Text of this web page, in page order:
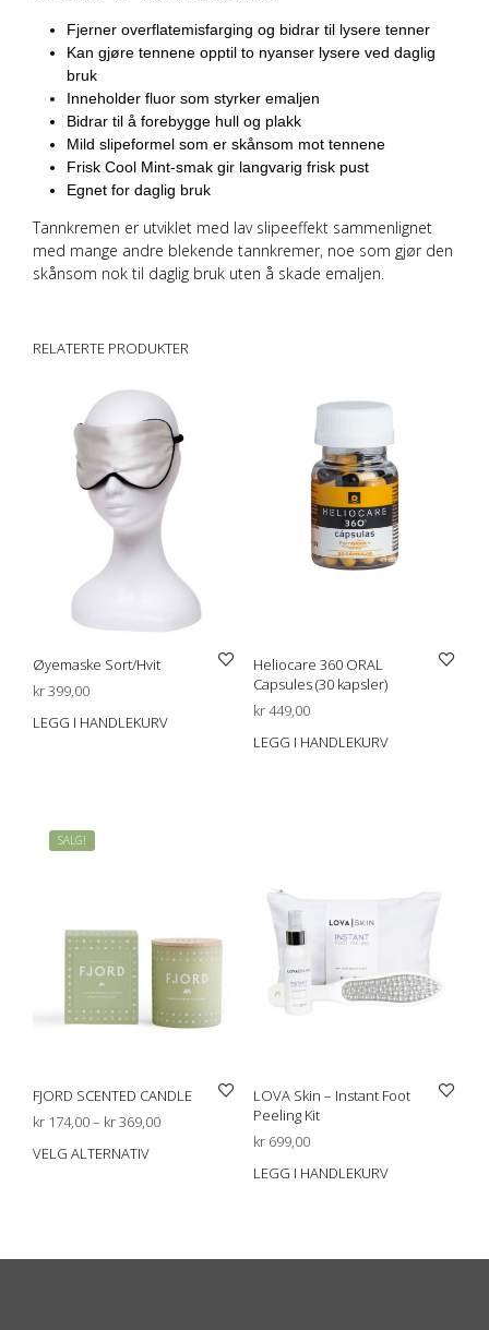
Fjerner overflatemisfarging og bidrar til lysere tenner
Kan gjøre tennene opptil to nyanser lysere ved daglig
bruk
Inneholder fluor som styrker emaljen
Bidrar til å forebygge hull og plakk
Mild slipeformel som er skånsom mot tennene
Frisk Cool Mint-smak gir langvarig frisk pust
Egnet for daglig bruk
Tannkremen er utviklet med lav slipeeffekt sammenlignet
med mange andre blekende tannkremer, noe som gjør den
skånsom nok til daglig bruk uten å skade emaljen.
RELATERTE PRODUKTER
Øyemaske Sort/Hvit
kr399,00
LEGG I HANDLEKURV
Heliocare 360 ORAL
Capsules (30 kapsler)
kr449,00
LEGG I HANDLEKURV
SALG!
FJORD SCENTED CANDLE
kr 174,00– kr369,00Prisområde:
VELG ALTERNATIV
Dette
produktet
LOVA Skin – Instant Foot
Peeling Kit
kr699,00
LEGG I HANDLEKURV